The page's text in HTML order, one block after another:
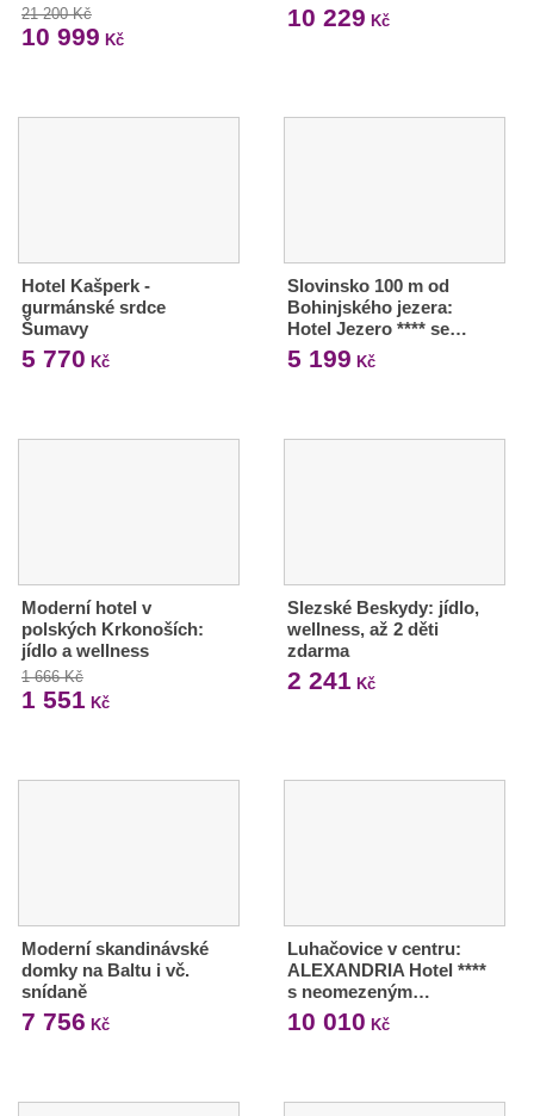
21 200 Kč
10 999 Kč
10 229 Kč
Hotel Kašperk -
gurmánské srdce
Šumavy
5 770 Kč
Slovinsko 100 m od
Bohinjského jezera:
Hotel Jezero **** se…
5 199 Kč
Moderní hotel v
polských Krkonoších:
jídlo a wellness
1 666 Kč
1 551 Kč
Slezské Beskydy: jídlo,
wellness, až 2 děti
zdarma
2 241 Kč
Moderní skandinávské
domky na Baltu i vč.
snídaně
7 756 Kč
Luhačovice v centru:
ALEXANDRIA Hotel ****
s neomezeným…
10 010 Kč